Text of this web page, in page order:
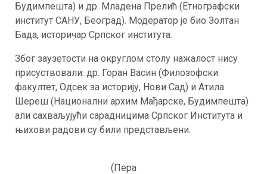
Будимпешта) и др. Младена Прелић (Етнографски
институт САНУ, Београд). Модератор је био Золтан
Бада, историчар Српског института.
Због заузетости на округлом столу нажалост нису
присуствовали: др. Горан Васин (Филозофски
факултет, Одсек за историју, Нови Сад) и Атила
Шереш (Национални архим Мађарске, Будимпешта)
али сахваљујући сарадницима Српског Института и
њихови радови су били представљени.
(Пера